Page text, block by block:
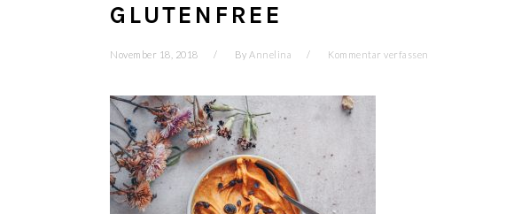
GLUTENFREE
November 18, 2018 By Annelina Kommentar verfassen